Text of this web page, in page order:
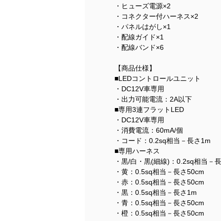
・ヒューズ電源×2
・コネクター付ハーネス×2
・パネルはがし×1
・配線ガイド×1
・配線バンド×6
【商品仕様】
■LEDコントロールユニット
・DC12V車専用
・出力可能電流：2A以下
■専用3連フラットLED
・DC12V車専用
・消費電流：60mA/個
・コード：0.2sq相当－長さ1m
■専用ハーネス
・黒/白・黒(細線)：0.2sq相当－
・黄：0.5sq相当－長さ50cm
・赤：0.5sq相当－長さ50cm
・黒：0.5sq相当－長さ1m
・青：0.5sq相当－長さ50cm
・橙：0.5sq相当－長さ50cm